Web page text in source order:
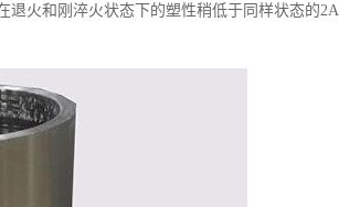
火和刚淬火状态下的塑性稍低于同样状态的